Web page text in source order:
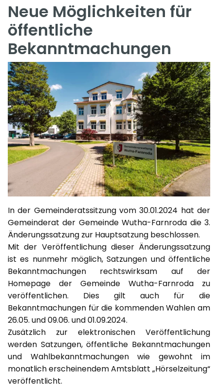
Neue Möglichkeiten für
öffentliche
Bekanntmachungen
In der Gemeinderatssitzung vom 30.01.2024 hat der
Gemeinderat der Gemeinde Wutha-Farnroda die 3.
Änderungssatzung zur Hauptsatzung beschlossen.
Mit der Veröffentlichung dieser Änderungssatzung
ist es nunmehr möglich, Satzungen und öffentliche
Bekanntmachungen rechtswirksam auf der
Homepage der Gemeinde Wutha-Farnroda zu
veröffentlichen. Dies gilt auch für die
Bekanntmachungen für die kommenden Wahlen am
26.05. und 09.06. und 01.09.2024.
Zusätzlich zur elektronischen Veröffentlichung
werden Satzungen, öffentliche Bekanntmachungen
und Wahlbekanntmachungen wie gewohnt im
monatlich erscheinendem Amtsblatt „Hörselzeitung“
veröffentlicht.